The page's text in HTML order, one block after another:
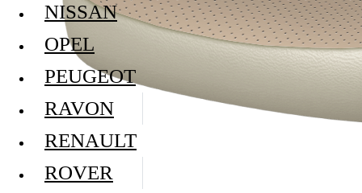
NISSAN
OPEL
PEUGEOT
RAVON
RENAULT
ROVER